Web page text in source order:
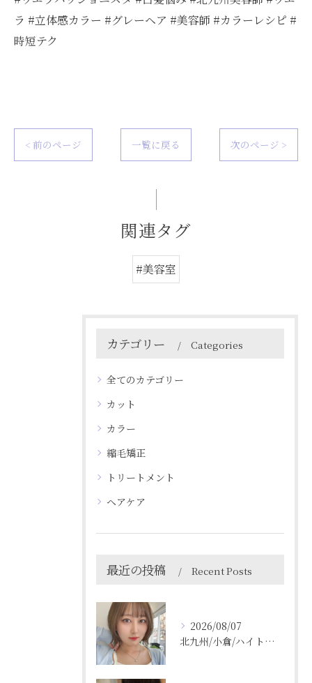
ラ #立体感カラー #グレーヘア #美容師 #カラーレシピ #
時短テク
< 前のページ 一覧に戻る 次のページ >
関連タグ
#美容室
カテゴリー Categories
全てのカテゴリー
カット
カラー
縮毛矯正
トリートメント
ヘアケア
最近の投稿 Recent Posts
2026/08/07
北九州/小倉/ハイトーン/ケアブリーチ/ブリーチカラー